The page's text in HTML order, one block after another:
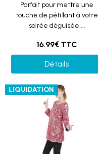
Parfait pour mettre une
touche de pétillant à votre
soirée déguisée,...
16.99€ TTC
Détails
LIQUIDATION